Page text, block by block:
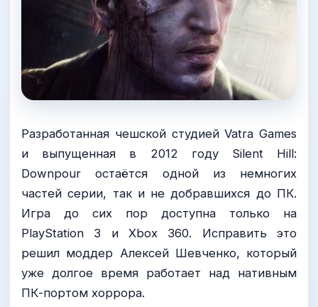
Разработанная чешской студией Vatra Games
и выпущенная в 2012 году Silent Hill:
Downpour остаётся одной из немногих
частей серии, так и не добравшихся до ПК.
Игра до сих пор доступна только на
PlayStation 3 и Xbox 360. Исправить это
решил моддер Алексей Шевченко, который
уже долгое время работает над нативным
ПК-портом хоррора.